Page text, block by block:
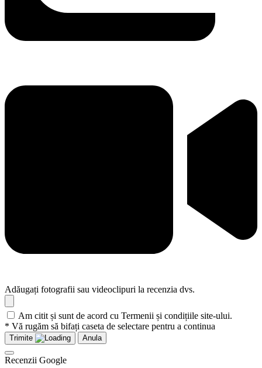
Adăugați fotografii sau videoclipuri la recenzia dvs.
Am citit și sunt de acord cu Termenii și condițiile site-ului.
* Vă rugăm să bifați caseta de selectare pentru a continua
Trimite Anula
Recenzii Google